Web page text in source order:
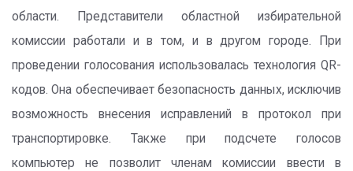
области. Представители областной избирательной
комиссии работали и в том, и в другом городе. При
проведении голосования использовалась технология QR-
кодов. Она обеспечивает безопасность данных, исключив
возможность внесения исправлений в протокол при
транспортировке. Также при подсчете голосов
компьютер не позволит членам комиссии ввести в